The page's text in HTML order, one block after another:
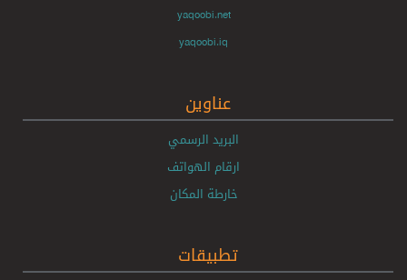
yaqoobi.net
yaqoobi.iq
عناوين
البريد الرسمي
ارقام الهواتف
خارطة المكان
تطبيقات